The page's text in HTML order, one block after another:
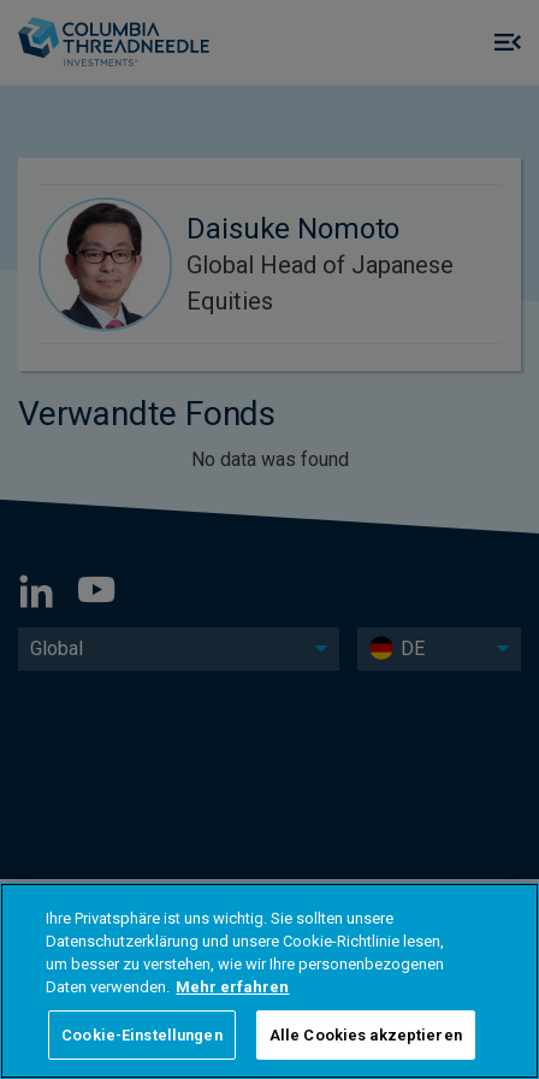
Daisuke Nomoto
Global Head of Japanese
Equities
Verwandte Fonds
No data was found
Global DE
Ihre Privatsphäre ist uns wichtig. Sie sollten unsere
Datenschutzerklärung und unsere Cookie-Richtlinie lesen,
um besser zu verstehen, wie wir Ihre personenbezogenen
Daten verwenden. Mehr erfahren
Cookie-Einstellungen Alle Cookies akzeptieren